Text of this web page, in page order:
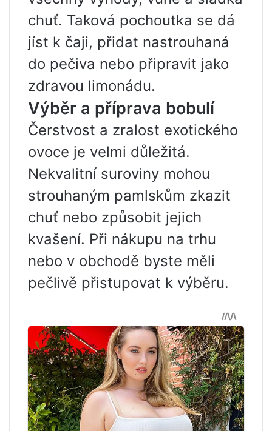
chuť. Taková pochoutka se dá
jíst k čaji, přidat nastrouhaná
do pečiva nebo připravit jako
zdravou limonádu.
Výběr a příprava bobulí
Čerstvost a zralost exotického
ovoce je velmi důležitá.
Nekvalitní suroviny mohou
strouhaným pamlskům zkazit
chuť nebo způsobit jejich
kvašení. Při nákupu na trhu
nebo v obchodě byste měli
pečlivě přistupovat k výběru.